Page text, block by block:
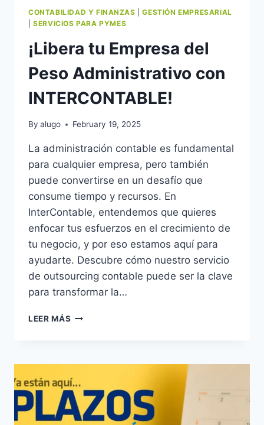
CONTABILIDAD Y FINANZAS |GESTIÓN EMPRESARIAL
|SERVICIOS PARA PYMES
¡Libera tu Empresa del
Peso Administrativo con
INTERCONTABLE!
By alugo February 19, 2025
La administración contable es fundamental
para cualquier empresa, pero también
puede convertirse en un desafío que
consume tiempo y recursos. En
InterContable, entendemos que quieres
enfocar tus esfuerzos en el crecimiento de
tu negocio, y por eso estamos aquí para
ayudarte. Descubre cómo nuestro servicio
de outsourcing contable puede ser la clave
para transformar la…
LEER MÁS ¡LIBERA
PESO
ADMINISTRATIVO
CON
INTERCONTABLE!